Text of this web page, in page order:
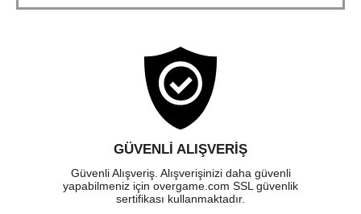
GÜVENLI ALIŞVERIŞ
Güvenli Alışveriş. Alışverişinizi daha güvenli
yapabilmeniz için overgame.com SSL güvenlik
sertifikası kullanmaktadır.